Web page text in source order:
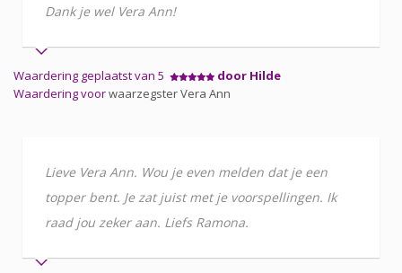
Dank je wel Vera Ann!
Waardering geplaatst van 5
door Hilde
Waardering voorwaarzegster Vera Ann
Lieve Vera Ann. Wou je even melden dat je een
topper bent. Je zat juist met je voorspellingen. Ik
raad jou zeker aan. Liefs Ramona.